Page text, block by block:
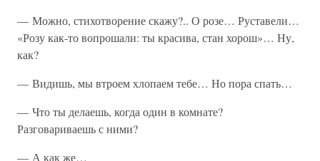
— Можно, стихотворение скажу?.. О розе… Руставели…
«Розу как-то вопрошали: ты красива, стан хорош»… Ну,
как?
— Видишь, мы втроем хлопаем тебе… Но пора спать…
— Что ты делаешь, когда один в комнате?
Разговариваешь с ними?
— А как же…